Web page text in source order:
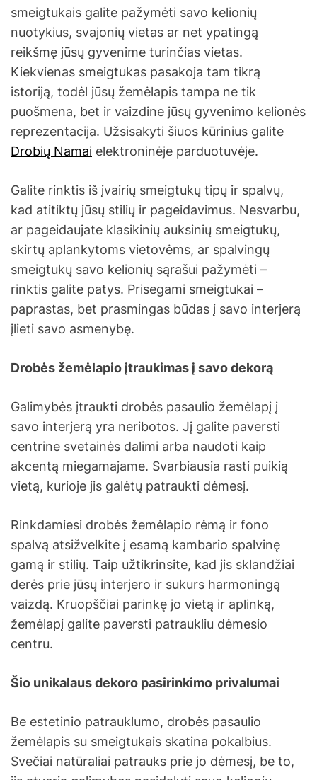
smeigtukais galite pažymėti savo kelionių
nuotykius, svajonių vietas ar net ypatingą
reikšmę jūsų gyvenime turinčias vietas.
Kiekvienas smeigtukas pasakoja tam tikrą
istoriją, todėl jūsų žemėlapis tampa ne tik
puošmena, bet ir vaizdine jūsų gyvenimo kelionės
reprezentacija. Užsisakyti šiuos kūrinius galite
Drobių Namai elektroninėje parduotuvėje.
Galite rinktis iš įvairių smeigtukų tipų ir spalvų,
kad atitiktų jūsų stilių ir pageidavimus. Nesvarbu,
ar pageidaujate klasikinių auksinių smeigtukų,
skirtų aplankytoms vietovėms, ar spalvingų
smeigtukų savo kelionių sąrašui pažymėti –
rinktis galite patys. Prisegami smeigtukai –
paprastas, bet prasmingas būdas į savo interjerą
įlieti savo asmenybę.
Drobės žemėlapio įtraukimas į savo dekorą
Galimybės įtraukti drobės pasaulio žemėlapį į
savo interjerą yra neribotos. Jį galite paversti
centrine svetainės dalimi arba naudoti kaip
akcentą miegamajame. Svarbiausia rasti puikią
vietą, kurioje jis galėtų patraukti dėmesį.
Rinkdamiesi drobės žemėlapio rėmą ir fono
spalvą atsižvelkite į esamą kambario spalvinę
gamą ir stilių. Taip užtikrinsite, kad jis sklandžiai
derės prie jūsų interjero ir sukurs harmoningą
vaizdą. Kruopščiai parinkę jo vietą ir aplinką,
žemėlapį galite paversti patraukliu dėmesio
centru.
Šio unikalaus dekoro pasirinkimo privalumai
Be estetinio patrauklumo, drobės pasaulio
žemėlapis su smeigtukais skatina pokalbius.
Svečiai natūraliai patrauks prie jo dėmesį, be to,